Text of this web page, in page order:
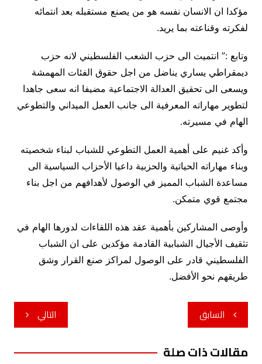
مؤكدا ان الانسان نفسه هو من يصنع مستقبله بعد انتمائه
لفكرته وقناعته بما يريد.
وتابع :” انتميت الى حزب الشعب الفلسطيني لانه حزب
ديمقراطي يساري يناضل من اجل حقوق الفئات المهمشة
ويسعى الى تحقيق العدالة الاجتماعية مضيفا انه سعى جاهدا
لتطوير مهاراته المعرفية الى جانب العمل الميداني والتطوعي
الهام في مسيرته.
وأكد غنيم على أهمية العمل التطوعي للشباب لبناء شخصيته
وبناء مهاراته الحياتية والحزبية داعيا الأحزاب السياسية الى
مساعدة الشباب المميز في الوصول لأهدافهم من اجل بناء
مجتمع قوي متمكن.
وأوصى المشاركين بأهمية عقد هذه اللقاءات لدورها الهام في
تثقيف الأجيال الشبابية القادمة مؤكدين على ان الشباب
الفلسطيني قادر على الوصول لمراكز صنع القرار وشق
طريقهم نحو الأفضل.
تصفّح
المقالات
السابق التالي
مقالات ذات صلة